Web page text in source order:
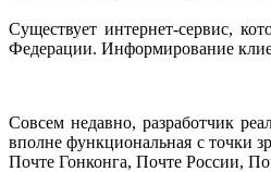
Существует интернет-сервис,
Федерации. Информирование
Совсем недавно, разработчик
вполне функциональная с точки
Почте Гонконга, Почте России,